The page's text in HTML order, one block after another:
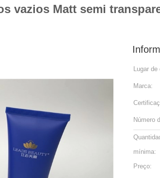
vazios Matt semi
Lugar de
Marca:
Número
mínima:
Preço: